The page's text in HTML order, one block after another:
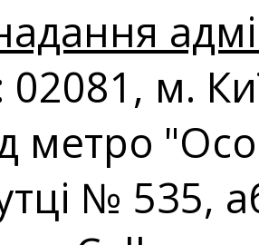
02081, м.
метро
№ 535,